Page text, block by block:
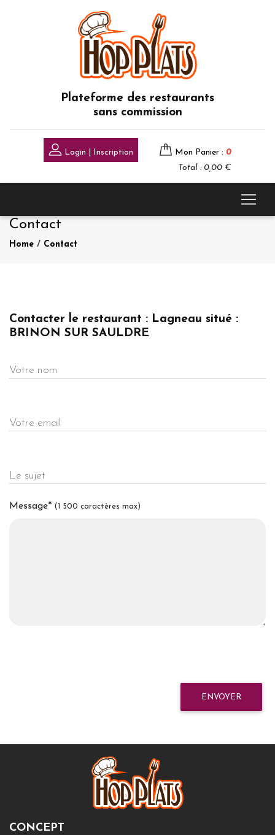
Plateforme des restaurants
sans commission
Login | Inscription Mon Panier : 0
Total : 0,00 €
Contact
Home / Contact
Contacter le restaurant : Lagneau situé :
BRINON SUR SAULDRE
Votre nom
Votre email
Le sujet
Message* (1 500 caractères max)
ENVOYER
CONCEPT